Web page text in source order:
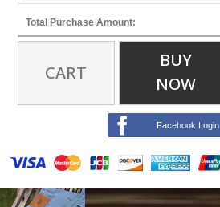
Total Purchase Amount:
CART
BUY
NOW
Facebook Login